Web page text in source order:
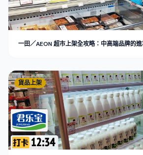
一田／AEON 超市上架全攻略：中高端品牌的
貨品上架